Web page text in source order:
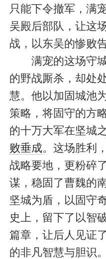
只能下令撤军，满
吴殿后部队，让这
战，以东吴的惨败告
满宠的这场守城
的野战厮杀，却处
慧。他以加固城池
策略，将固守的方
的十万大军在坚城
败垂成。这场胜利
战略要地，更粉碎
谋，稳固了曹魏的
坚城为盾，以固守
史上，留下了以智
篇章，让后人见证
的非凡智慧与胆识。